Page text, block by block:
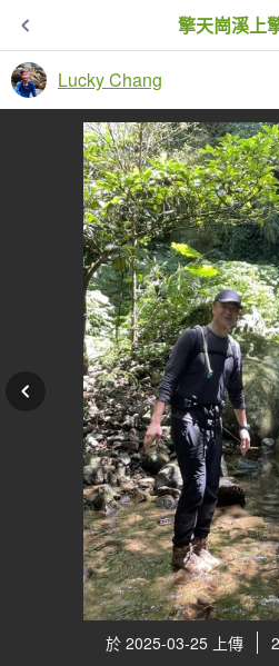
擎天崗溪上
Lucky Chang
於 2025-03-25 上傳